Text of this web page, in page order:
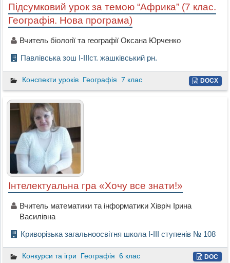
Підсумковий урок за темою “Африка” (7 клас.
Географія. Нова програма)
Вчитель біології та географії Оксана Юрченко
Павлівська зош І-ІІІст. жашківський рн.
Конспекти уроків Географія 7 клас DOCX
Інтелектуальна гра «Хочу все знати!»
Вчитель математики та інформатики Хівріч Ірина
Василівна
Криворізька загальноосвітня школа І-ІІІ ступенів № 108
Конкурси та ігри Географія 6 клас DOC